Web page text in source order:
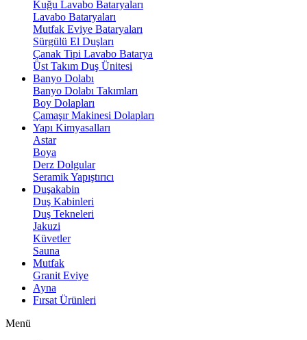
Kuğu Lavabo Bataryaları
Lavabo Bataryaları
Mutfak Eviye Bataryaları
Sürgülü El Duşları
Çanak Tipi Lavabo Batarya
Üst Takım Duş Ünitesi
Banyo Dolabı
Banyo Dolabı Takımları
Boy Dolapları
Çamaşır Makinesi Dolapları
Yapı Kimyasalları
Astar
Boya
Derz Dolgular
Seramik Yapıştırıcı
Duşakabin
Duş Kabinleri
Duş Tekneleri
Jakuzi
Küvetler
Sauna
Mutfak
Granit Eviye
Ayna
Fırsat Ürünleri
Menü